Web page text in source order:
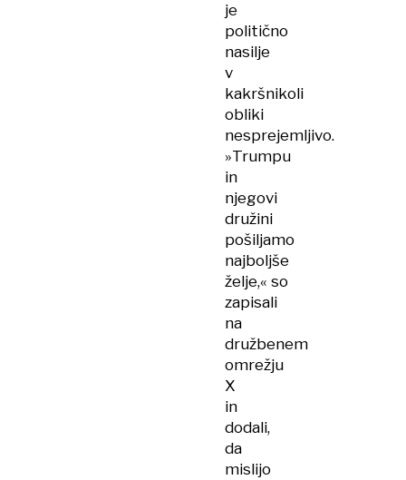
je
politično
nasilje
v
kakršnikoli
obliki
nesprejemljivo.
»Trumpu
in
njegovi
družini
pošiljamo
najboljše
želje,« so
zapisali
na
družbenem
omrežju
X
in
dodali,
da
mislijo